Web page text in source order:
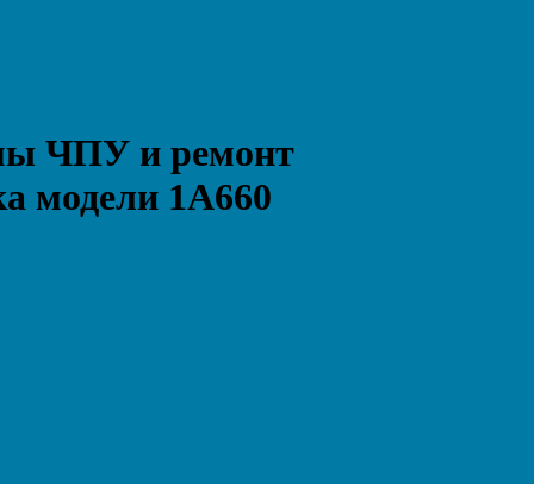
ЧПУ и ремонт
модели 1А660